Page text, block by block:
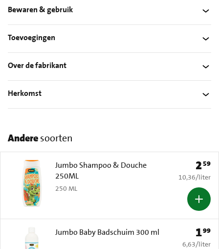
Bewaren & gebruik
Toevoegingen
Over de fabrikant
Herkomst
Anderesoorten
Jumbo Shampoo & Douche
250ML
250 ML
Prijs:
259
€ 10,36 per
10,36/liter
Jumbo Baby Badschuim 300 ml Prijs:
199
€ 6,63 per
6,63/liter